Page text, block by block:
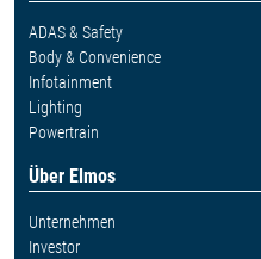
ADAS & Safety
Body & Convenience
Infotainment
Lighting
Powertrain
Über Elmos
Unternehmen
Investor